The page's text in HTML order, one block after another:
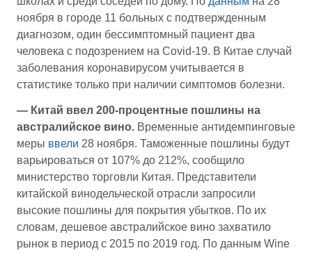
ноября в городе 11 больных с подтвержденным
диагнозом, один бессимптомный пациент два
человека с подозрением на Covid-19. В Китае случай
заболевания коронавирусом учитывается в
статистике только при наличии симптомов болезни.
— Китай ввел 200-процентные пошлины на
австралийское вино. Временные антидемпинговые
меры ввели 28 ноября. Таможенные пошлины будут
варьироваться от 107% до 212%, сообщило
министерство торговли Китая. Представители
китайской винодельческой отрасли запросили
высокие пошлины для покрытия убытков. По их
словам, дешевое австралийское вино захватило
рынок в период с 2015 по 2019 год. По данным Wine